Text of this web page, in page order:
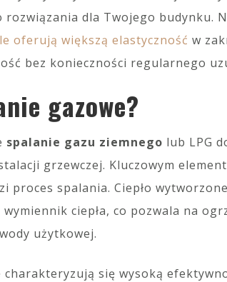
dla Twojego budynku.
oferują większą elastyczność w
bez konieczności regularnego
gazowe?
spalanie gazu ziemnego lub LPG
grzewczej. Kluczowym
proces spalania. Ciepło
ciepła, co pozwala na
użytkowej.
się wysoką